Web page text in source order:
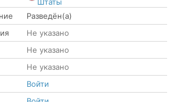
Разведён(а)
Не указано
Не указано
Не указано
Войти